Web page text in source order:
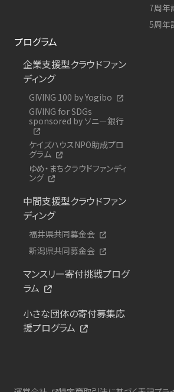
7周年
5周年
プログラム
企業支援型クラウドファン
ディング
GIVING 100 by Yogibo
GIVING for SDGs
sponsored by ソニー銀行
ケイズハウスNPO助成プロ
グラム
ゆめ・まちクラウドファンディ
ング
中間支援型クラウドファン
ディング
福井県共同募金会
新潟県共同募金会
マンスリー寄付挑戦プログ
ラム
小さな団体の寄付募集応
援プログラム